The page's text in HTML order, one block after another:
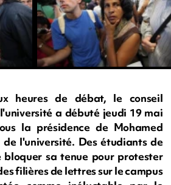
heures de débat, le conseil
a débuté jeudi 19 mai
la présidence de Mohamed
l'université. Des étudiants de
sa tenue pour protester
filières de lettres sur le campus